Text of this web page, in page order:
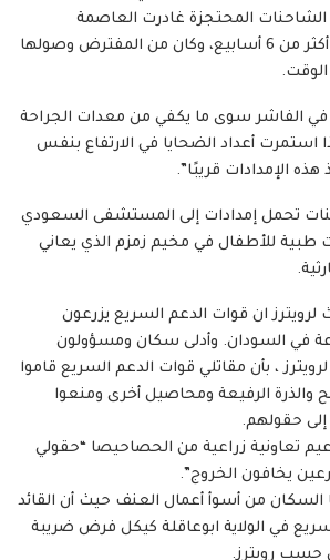
الشاحنات المحتجزة غادرت العاصمة
التشادية إنجمينا قبل أكثر من 6 أسابيع، وكان من المفترض وصولها
الوقت.
في الفاشر سوى ما يكفي من معدات الجراحة
وإذا استمرت أعداد الضحايا في الارتفاع بنفس
الإمدادات قريبًا”.
تحمل إمدادات إلى المستشفى السعودي
طبية للأطفال في مخيم زمزم الذي يعاني
ان قوات الدعم السريع يزرعون
في السودان. وأدلى سكان ومسؤولون
لرويترز ، بأن مقاتلي قوات الدعم السريع قاموا
والذرة الرفيعة ومحاصيل أخرى ومنعوا
إلى حقولهم.
تعاونية زراعية من الحصاحيصا “حقولي
يخافون الخروج”.
السكان من أسوأ أعمال العنف حيث أن القائد
في الولاية ابوعاقلة كيكل فرض ضريبة
حسب رويترز.